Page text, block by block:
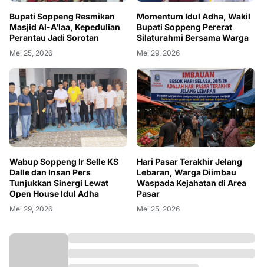
Bupati Soppeng Resmikan
Masjid Al-A’laa, Kepedulian
Perantau Jadi Sorotan
Mei 25, 2026
Momentum Idul Adha, Wakil
Bupati Soppeng Pererat
Silaturahmi Bersama Warga
Mei 29, 2026
Wabup Soppeng Ir Selle KS
Dalle dan Insan Pers
Tunjukkan Sinergi Lewat
Open House Idul Adha
Mei 29, 2026
Hari Pasar Terakhir Jelang
Lebaran, Warga Diimbau
Waspada Kejahatan di Area
Pasar
Mei 25, 2026